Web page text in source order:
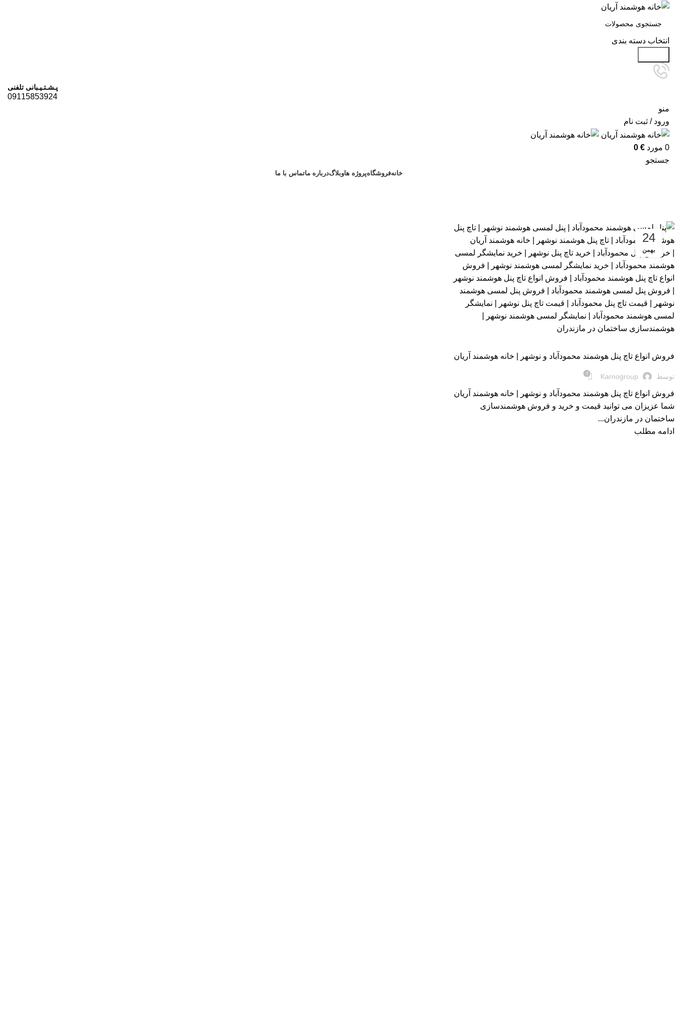
انتخاب دسته بندی
پـشـتـیـبانی تلفنی
09115853924
منو
ورود / ثبت نام
0 مورد 0 €
جستجو
خانهفروشگاهپروژه هاوبلاگدرباره ماتماس با ما
24
بهمن
فروش انواع تاچ پنل هوشمند محمودآباد و نوشهر | خانه هوشمند آریان
توسط Karnogroup
0
فروش انواع تاچ پنل هوشمند محمودآباد و نوشهر | خانه هوشمند آریان
شما عزیزان می توانید قیمت و خرید و فروش هوشمندسازی
ساختمان در مازندران...
ادامه مطلب